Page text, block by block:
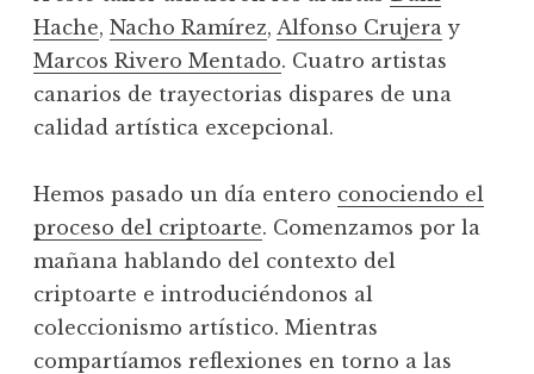
Hache, Nacho Ramírez, Alfonso Crujera y
Marcos Rivero Mentado. Cuatro artistas
canarios de trayectorias dispares de una
calidad artística excepcional.
Hemos pasado un día entero conociendo el
proceso del criptoarte. Comenzamos por la
mañana hablando del contexto del
criptoarte e introduciéndonos al
coleccionismo artístico. Mientras
compartíamos reflexiones en torno a las